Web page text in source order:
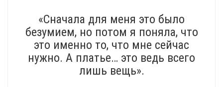
«Сначала для меня это было
безумием, но потом я поняла, что
это именно то, что мне сейчас
нужно. А платье… это ведь всего
лишь вещь».